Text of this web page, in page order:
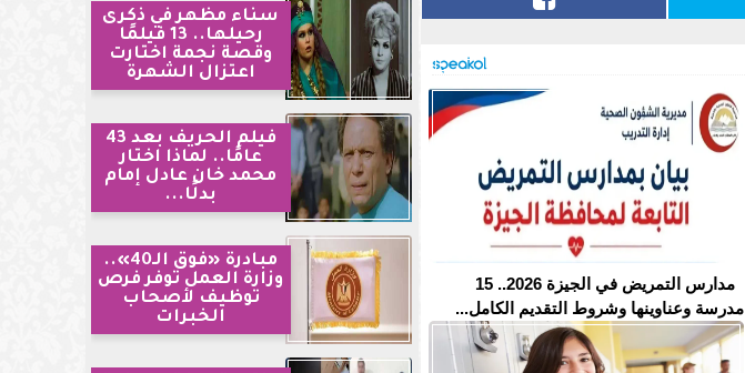
مدارس التمريض في الجيزة 2026.. 15
مدرسة وعناوينها وشروط التقديم الكامل...
سناء مظهر في ذكرى
رحيلها.. 13 فيلمًا
وقصة نجمة اختارت
اعتزال الشهرة
فيلم الحريف بعد 43
عامًا.. لماذا اختار
محمد خان عادل إمام
بدلًا...
مبادرة «فوق الـ40»..
وزارة العمل توفر فرص
توظيف لأصحاب
الخبرات